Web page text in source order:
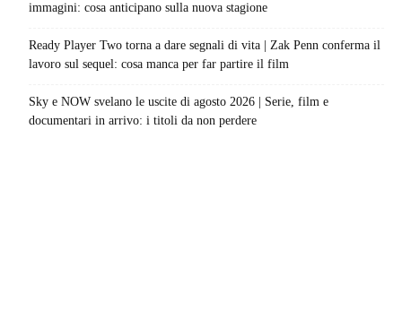
immagini: cosa anticipano sulla nuova stagione
Ready Player Two torna a dare segnali di vita | Zak Penn conferma il
lavoro sul sequel: cosa manca per far partire il film
Sky e NOW svelano le uscite di agosto 2026 | Serie, film e
documentari in arrivo: i titoli da non perdere